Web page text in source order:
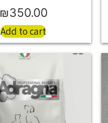
₪350.00
Add to cart